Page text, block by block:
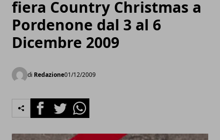
fiera Country Christmas a
Pordenone dal 3 al 6
Dicembre 2009
di Redazione01/12/2009
FacebookTwitterWhatsapp